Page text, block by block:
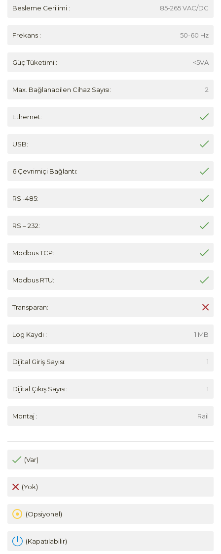
Besleme Gerilimi : 85-265 VAC/DC
Frekans : 50-60 Hz
Güç Tüketimi : <5VA
Max. Bağlanabilen Cihaz Sayısı: 2
Ethernet:
USB:
6 Çevrimiçi Bağlantı:
RS -485:
RS – 232:
Modbus TCP:
Modbus RTU:
Transparan:
Log Kaydı : 1 MB
Dijital Giriş Sayısı: 1
Dijital Çıkış Sayısı: 1
Montaj : Rail
(Var)
(Yok)
(Opsiyonel)
(Kapatılabilir)